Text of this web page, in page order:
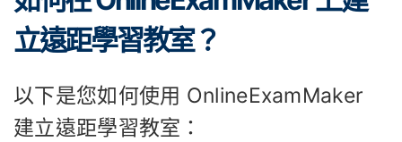
立遠距學習教室？
以下是您如何使用 OnlineExamMaker
建立遠距學習教室：